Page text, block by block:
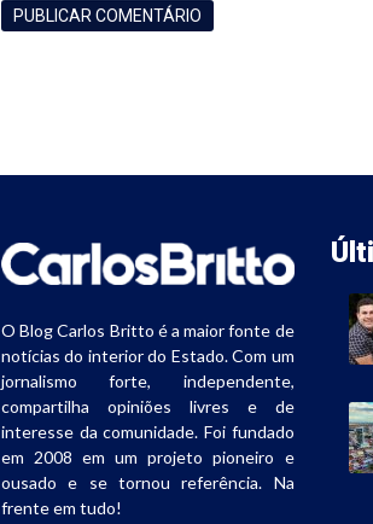
O Blog Carlos Britto é a maior fonte de
notícias do interior do Estado. Com um
jornalismo forte, independente,
compartilha opiniões livres e de
interesse da comunidade. Foi fundado
em 2008 em um projeto pioneiro e
ousado e se tornou referência. Na
frente em tudo!